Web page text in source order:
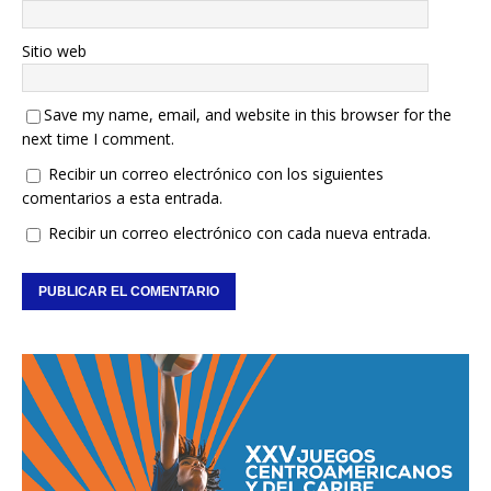
Sitio web
Save my name, email, and website in this browser for the
next time I comment.
Recibir un correo electrónico con los siguientes
comentarios a esta entrada.
Recibir un correo electrónico con cada nueva entrada.